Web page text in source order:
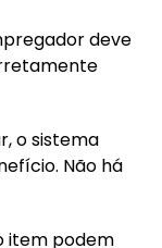
deve
o sistema
Não há
item podem